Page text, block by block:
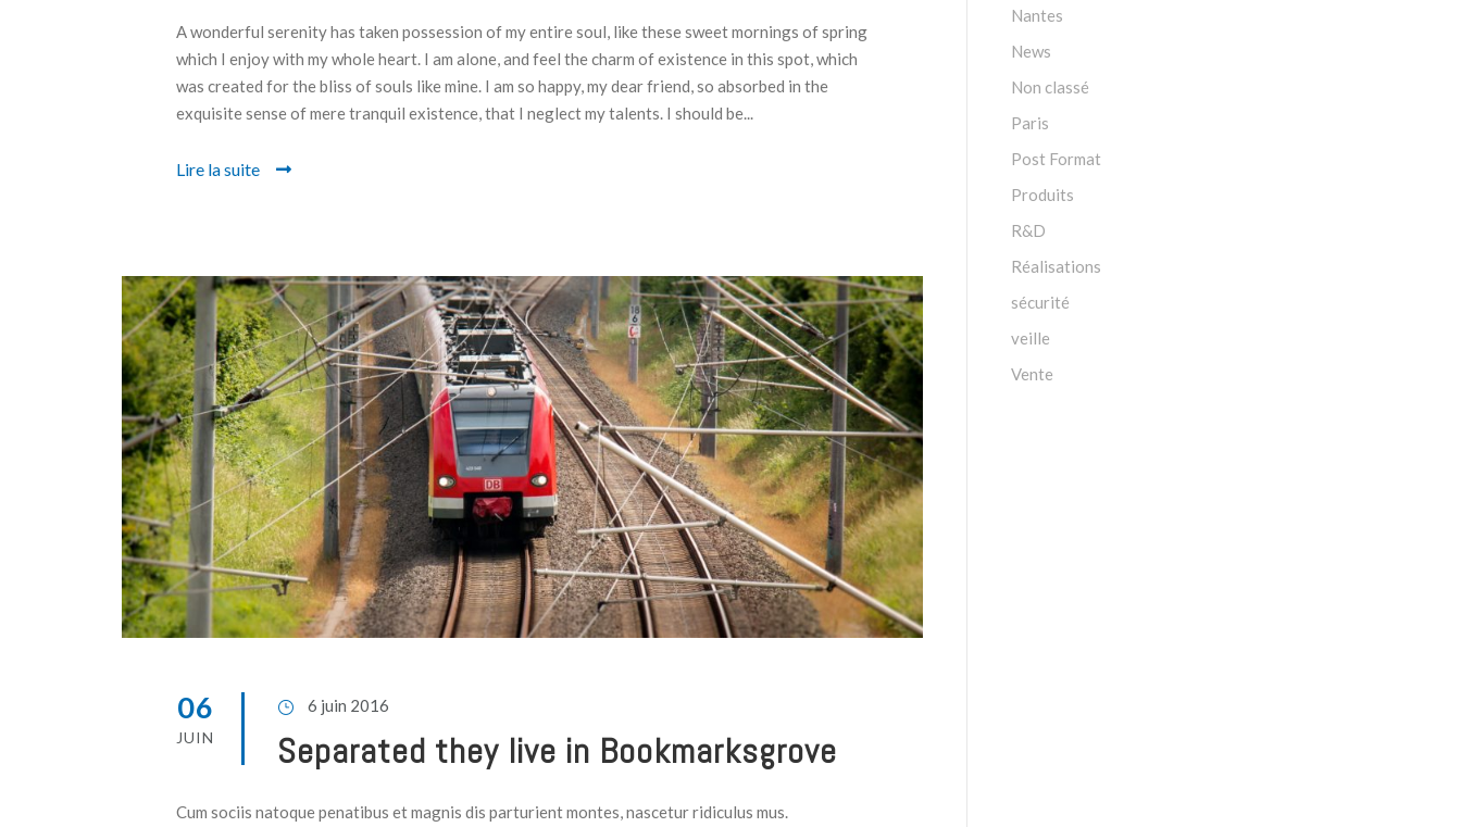
A wonderful serenity has taken possession of my entire soul, like these sweet mornings of spring
which I enjoy with my whole heart. I am alone, and feel the charm of existence in this spot, which
was created for the bliss of souls like mine. I am so happy, my dear friend, so absorbed in the
exquisite sense of mere tranquil existence, that I neglect my talents. I should be...
Lire la suite
06
JUIN
6 juin 2016
Separated they live in Bookmarksgrove
Cum sociis natoque penatibus et magnis dis parturient montes, nascetur ridiculus mus.
Nantes
News
Non classé
Paris
Post Format
Produits
R&D
Réalisations
sécurité
veille
Vente